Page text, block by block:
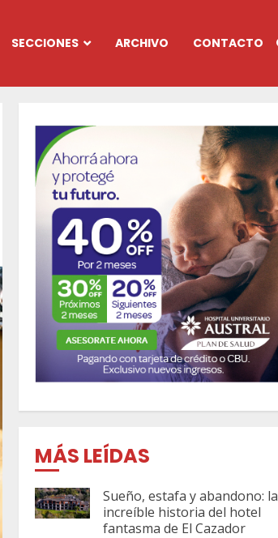
SECCIONES ARCHIVO CONTACTO
MÁS LEÍDAS
Sueño, estafa y abandono: la
increíble historia del hotel
fantasma de El Cazador